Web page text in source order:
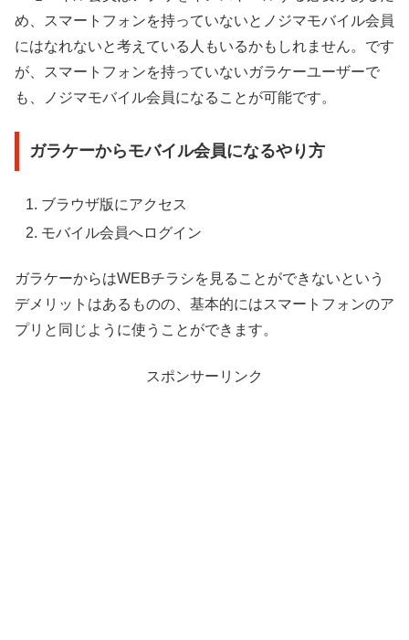
め、スマートフォンを持っていないとノジマモバイル会員
にはなれないと考えている人もいるかもしれません。です
が、スマートフォンを持っていないガラケーユーザーで
も、ノジマモバイル会員になることが可能です。
ガラケーからモバイル会員になるやり方
ブラウザ版にアクセス
モバイル会員へログイン
ガラケーからはWEBチラシを見ることができないという
デメリットはあるものの、基本的にはスマートフォンのア
プリと同じように使うことができます。
スポンサーリンク